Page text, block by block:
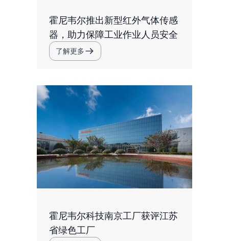
霍尼韦尔推出新型红外气体传感
器，助力保障工业作业人员安全
了解更多
霍尼韦尔科技南京工厂获评江苏
省绿色工厂